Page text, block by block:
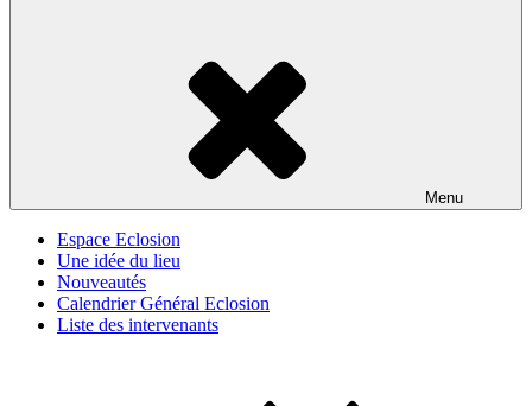
Menu
Espace Eclosion
Une idée du lieu
Nouveautés
Calendrier Général Eclosion
Liste des intervenants